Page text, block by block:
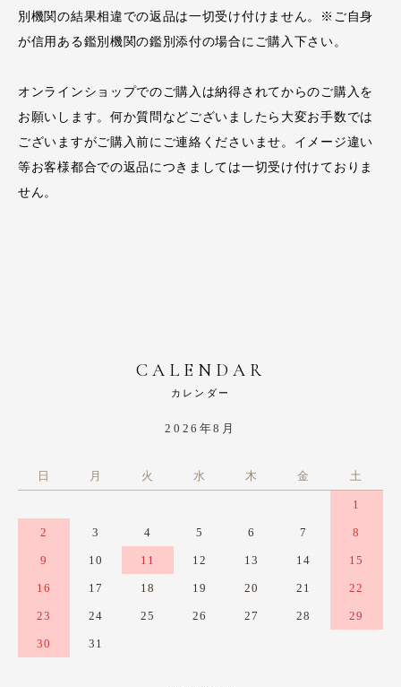
別機関の結果相違での返品は一切受け付けません。※ご自身
が信用ある鑑別機関の鑑別添付の場合にご購入下さい。
オンラインショップでのご購入は納得されてからのご購入を
お願いします。何か質問などございましたら大変お手数では
ございますがご購入前にご連絡くださいませ。イメージ違い
等お客様都合での返品につきましては一切受け付けておりま
せん。
CALENDAR
カレンダー
2026年8月
日 月 火 水 木 金 土
1
2 3 4 5 6 7 8
9 10 11 12 13 14 15
16 17 18 19 20 21 22
23 24 25 26 27 28 29
30 31